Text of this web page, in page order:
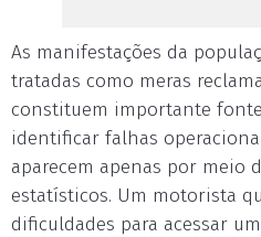
As manifestações da
tratadas como meras
constituem importante
identificar falhas
aparecem apenas por meio
estatísticos. Um motorista
dificuldades para acessar